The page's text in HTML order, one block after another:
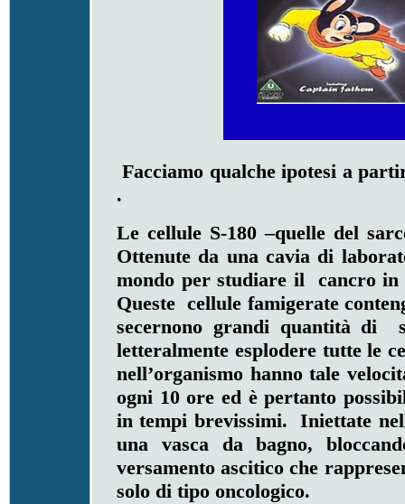
Facciamo qualche ipotesi a
.
Le cellule S-180 –quelle del
Ottenute da una cavia di
mondo per studiare il cancro
Queste cellule famigerate
secernono grandi quantità di
letteralmente esplodere tutte le
nell’organismo hanno tale
ogni 10 ore ed è pertanto
in tempi brevissimi. Iniettate
una vasca da bagno,
versamento ascitico che
solo di tipo oncologico.